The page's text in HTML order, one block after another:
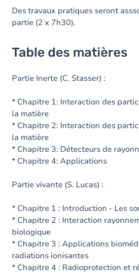
Des travaux pratiques seront
partie (2 x 7h30).
Table des matières
Partie Inerte (C. Stasser) :
* Chapitre 1: Interaction des
la matière
* Chapitre 2: Interaction des
la matière
* Chapitre 3: Détecteurs de
* Chapitre 4: Applications
Partie vivante (S. Lucas) :
* Chapitre 1 : Introduction - Les
* Chapitre 2 : Interaction
biologique
* Chapitre 3 : Applications
radiations ionisantes
* Chapitre 4 : Radioprotection et